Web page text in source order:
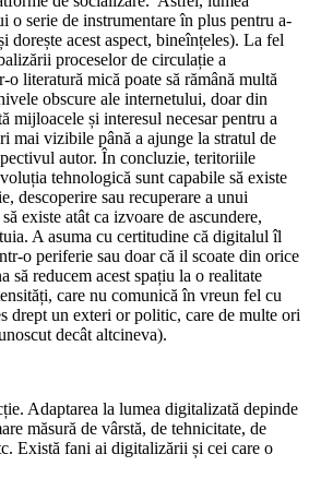
o serie de instrumentare în plus pentru a-
dorește acest aspect, bineînțeles). La fel
proceselor de circulație a
literatură mică poate să rămână multă
obscure ale internetului, doar din
mijloacele și interesul necesar pentru a
mai vizibile până a ajunge la stratul de
autor. În concluzie, teritoriile
tehnologică sunt capabile să existe
descoperire sau recuperare a unui
existe atât ca izvoare de ascundere,
A asuma cu certitudine că digitalul îl
o periferie sau doar că il scoate din orice
să reducem acest spațiu la o realitate
care nu comunică în vreun fel cu
drept un exteri or politic, care de multe ori
decât altcineva).
Adaptarea la lumea digitalizată depinde
măsură de vârstă, de tehnicitate, de
Există fani ai digitalizării și cei care o